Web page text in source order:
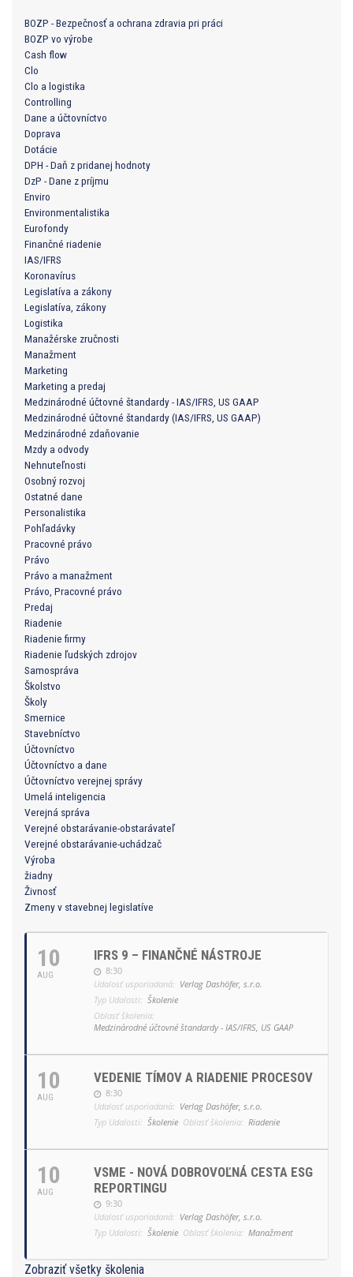
BOZP - Bezpečnosť a ochrana zdravia pri práci
BOZP vo výrobe
Cash flow
Clo
Clo a logistika
Controlling
Dane a účtovníctvo
Doprava
Dotácie
DPH - Daň z pridanej hodnoty
DzP - Dane z príjmu
Enviro
Environmentalistika
Eurofondy
Finančné riadenie
IAS/IFRS
Koronavírus
Legislatíva a zákony
Legislatíva, zákony
Logistika
Manažérske zručnosti
Manažment
Marketing
Marketing a predaj
Medzinárodné účtovné štandardy - IAS/IFRS, US GAAP
Medzinárodné účtovné štandardy (IAS/IFRS, US GAAP)
Medzinárodné zdaňovanie
Mzdy a odvody
Nehnuteľnosti
Osobný rozvoj
Ostatné dane
Personalistika
Pohľadávky
Pracovné právo
Právo
Právo a manažment
Právo, Pracovné právo
Predaj
Riadenie
Riadenie firmy
Riadenie ľudských zdrojov
Samospráva
Školstvo
Školy
Smernice
Stavebníctvo
Účtovníctvo
Účtovníctvo a dane
Účtovníctvo verejnej správy
Umelá inteligencia
Verejná správa
Verejné obstarávanie-obstarávateľ
Verejné obstarávanie-uchádzač
Výroba
žiadny
Živnosť
Zmeny v stavebnej legislatíve
10
AUG
IFRS 9 – FINANČNÉ NÁSTROJE
8:30
Udalosť usporiadaná: Verlag Dashöfer, s.r.o.
Typ Udalosti: Školenie
Oblasť školenia:
Medzinárodné účtovné štandardy - IAS/IFRS, US GAAP
10
AUG
VEDENIE TÍMOV A RIADENIE PROCESOV
8:30
Udalosť usporiadaná: Verlag Dashöfer, s.r.o.
Typ Udalosti: Školenie Oblasť školenia: Riadenie
10
AUG
VSME - NOVÁ DOBROVOĽNÁ CESTA ESG
REPORTINGU
9:30
Udalosť usporiadaná: Verlag Dashöfer, s.r.o.
Typ Udalosti: Školenie Oblasť školenia: Manažment
Zobraziť všetky školenia